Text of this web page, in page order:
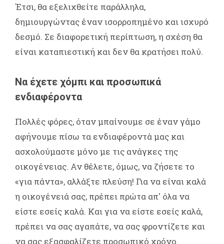
Έτσι, θα εξελιχθείτε παράλληλα,
δημιουργώντας έναν ισορροπημένο και ισχυρό
δεσμό. Σε διαφορετική περίπτωση, η σχέση θα
είναι καταπιεστική και δεν θα κρατήσει πολύ.
Να έχετε χόμπι και προσωπικά
ενδιαφέροντα
Πολλές φόρες, όταν μπαίνουμε σε έναν γάμο
αφήνουμε πίσω τα ενδιαφέροντά μας και
ασχολούμαστε μόνο με τις ανάγκες της
οικογένειας. Αν θέλετε, όμως, να ζήσετε το
«για πάντα», αλλάξτε πλεύση! Για να είναι καλά
η οικογένειά σας, πρέπει πρώτα απ' όλα να
είστε εσείς καλά. Και για να είστε εσείς καλά,
πρέπει να σας αγαπάτε, να σας φροντίζετε και
να σας εξασφαλίζετε προσωπικό χρόνο.